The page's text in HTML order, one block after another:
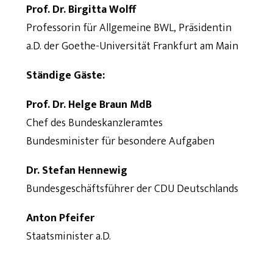
Prof. Dr. Birgitta Wolff
Professorin für Allgemeine BWL, Präsidentin
a.D. der Goethe-Universität Frankfurt am Main
Ständige Gäste:
Prof. Dr. Helge Braun MdB
Chef des Bundeskanzleramtes
Bundesminister für besondere Aufgaben
Dr. Stefan Hennewig
Bundesgeschäftsführer der CDU Deutschlands
Anton Pfeifer
Staatsminister a.D.